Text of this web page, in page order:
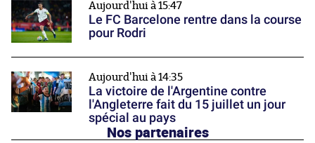
Aujourd'hui à 15:47
Le FC Barcelone rentre dans la course
pour Rodri
Aujourd'hui à 14:35
La victoire de l'Argentine contre
l'Angleterre fait du 15 juillet un jour
spécial au pays
Nos partenaires